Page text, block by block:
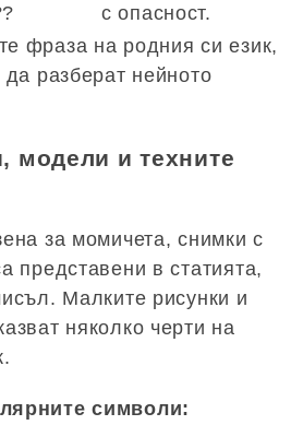
с опасност.
фраза на родния си език,
да разберат нейното
модели и техните
за момичета, снимки с
представени в статията,
Малките рисунки и
няколко черти на
символи: